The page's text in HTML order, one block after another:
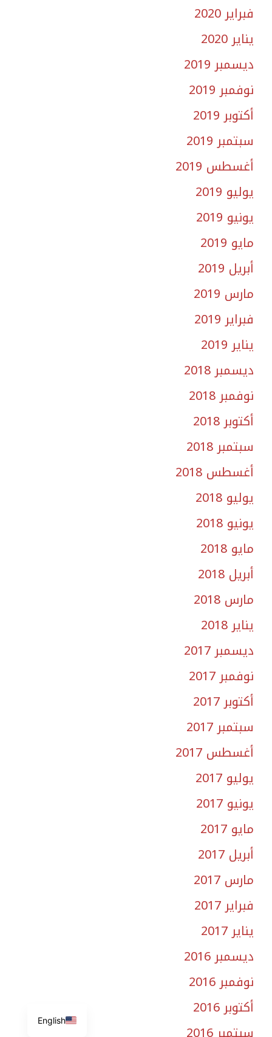
فبراير 2020
يناير 2020
ديسمبر 2019
نوفمبر 2019
أكتوبر 2019
سبتمبر 2019
أغسطس 2019
يوليو 2019
يونيو 2019
مايو 2019
أبريل 2019
مارس 2019
فبراير 2019
يناير 2019
ديسمبر 2018
نوفمبر 2018
أكتوبر 2018
سبتمبر 2018
أغسطس 2018
يوليو 2018
يونيو 2018
مايو 2018
أبريل 2018
مارس 2018
يناير 2018
ديسمبر 2017
نوفمبر 2017
أكتوبر 2017
سبتمبر 2017
أغسطس 2017
يوليو 2017
يونيو 2017
مايو 2017
أبريل 2017
مارس 2017
فبراير 2017
يناير 2017
ديسمبر 2016
نوفمبر 2016
أكتوبر 2016
English